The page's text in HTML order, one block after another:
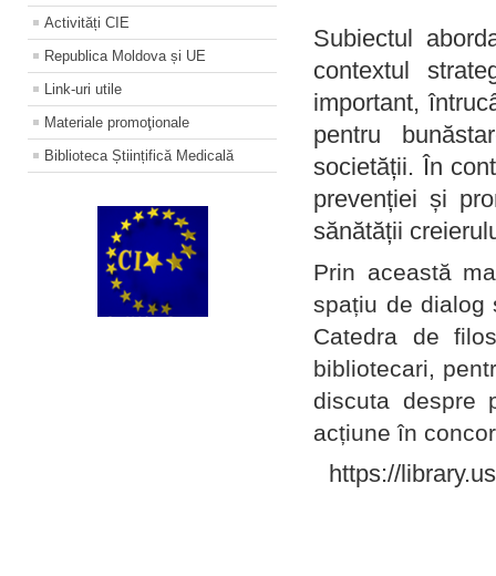
Activități CIE
Republica Moldova și UE
Link-uri utile
Materiale promoţionale
Biblioteca Științifică Medicală
Subiectul
contextul
important,
pentru
societății. În
prevenției și
sănătății
Prin această
spațiu de dialog
Catedra de
bibliotecari,
discuta despre
acțiune în
https://